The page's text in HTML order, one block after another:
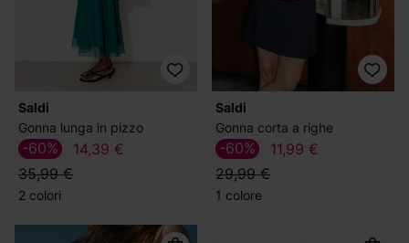
Saldi
Gonna lunga in pizzo
14,39 €
35,99 €
-60%
2 colori
Saldi
Gonna corta a righe
11,99 €
29,99 €
-60%
1 colore